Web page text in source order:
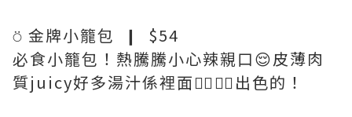
⍥ 金牌小籠包 ❙ $54
必食小籠包！熱騰騰小心辣親口😌皮薄肉
質juicy好多湯汁係裡面👍🏻👍🏻出色的！